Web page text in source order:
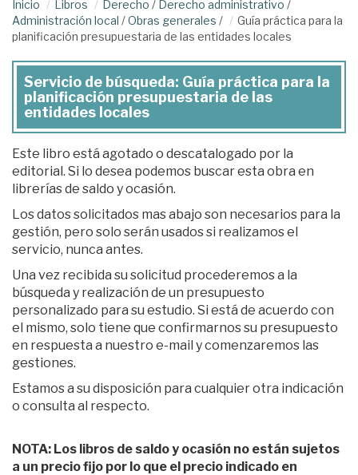
Inicio Libros Derecho / Derecho administrativo /
Administración local /Obras generales /
Guía práctica para la
planificación presupuestaria de las entidades locales
Servicio de búsqueda: Guía práctica para la
planificación presupuestaria de las
entidades locales
Este libro está agotado o descatalogado por la
editorial. Si lo desea podemos buscar esta obra en
librerías de saldo y ocasión.
Los datos solicitados mas abajo son necesarios para la
gestión, pero solo serán usados si realizamos el
servicio, nunca antes.
Una vez recibida su solicitud procederemos a la
búsqueda y realización de un presupuesto
personalizado para su estudio. Si está de acuerdo con
el mismo, solo tiene que confirmarnos su presupuesto
en respuesta a nuestro e-mail y comenzaremos las
gestiones.
Estamos a su disposición para cualquier otra indicación
o consulta al respecto.
NOTA: Los libros de saldo y ocasión no están sujetos
a un precio fijo por lo que el precio indicado en